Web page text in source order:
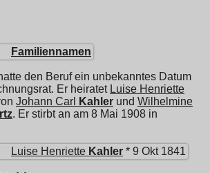
Familiennamen
den Beruf ein unbekanntes Datum
Er heiratet Luise Henriette
Johann Carl Kahler und Wilhelmine
. Er stirbt an am 8 Mai 1908 in
Luise Henriette Kahler * 9 Okt 1841